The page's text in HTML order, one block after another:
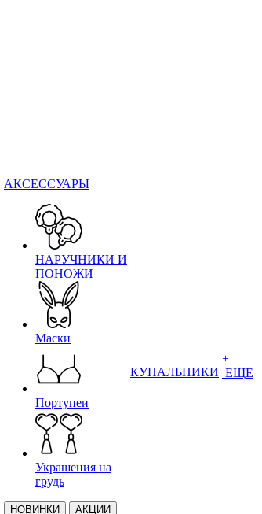
АКСЕССУАРЫ
НАРУЧНИКИ И
ПОНОЖИ
Маски
Портупеи
Украшения на
грудь
НОВИНКИ АКЦИИ
КУПАЛЬНИКИ
+
ЕЩЕ